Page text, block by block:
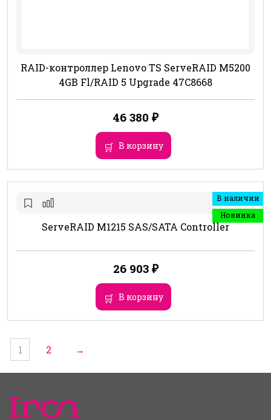
RAID-контроллер Lenovo TS ServeRAID M5200
4GB Fl/RAID 5 Upgrade 47C8668
46 380 ₽
В корзину
В наличии
Новинка
ServeRAID M1215 SAS/SATA Controller
26 903 ₽
В корзину
1 2 →